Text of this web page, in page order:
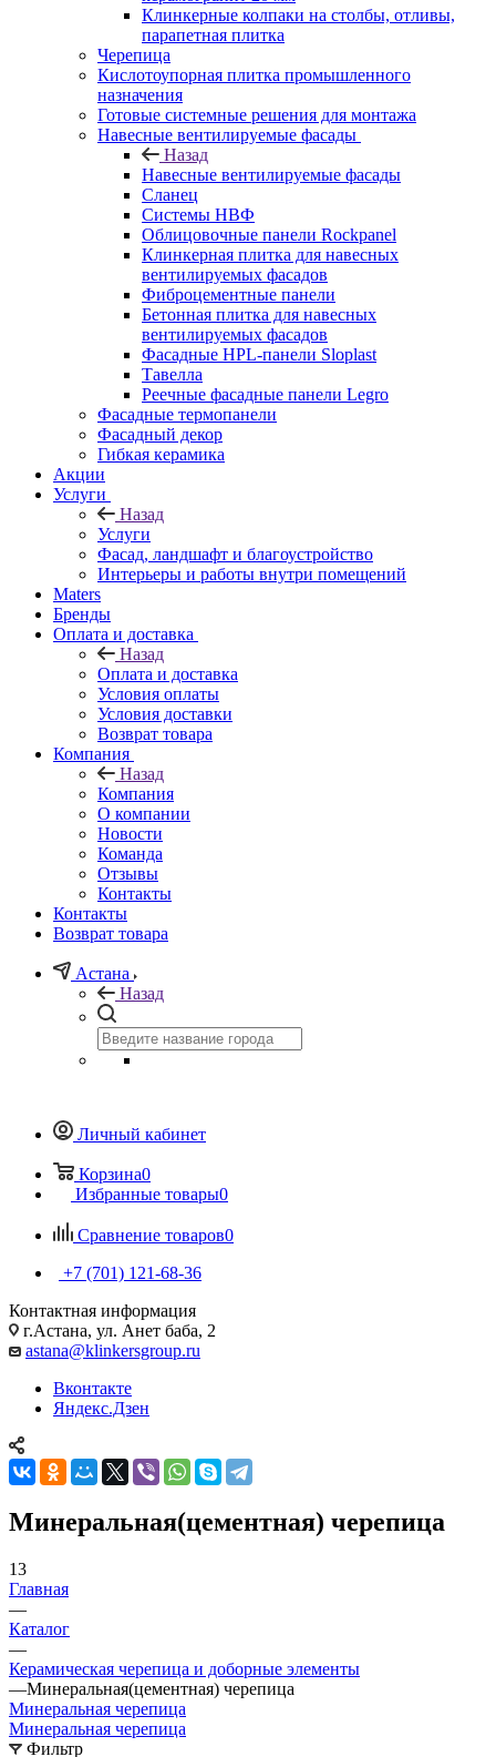
Клинкерные колпаки на столбы, отливы,
парапетная плитка
Черепица
Кислотоупорная плитка промышленного
назначения
Готовые системные решения для монтажа
Навесные вентилируемые фасады
Назад
Навесные вентилируемые фасады
Сланец
Системы НВФ
Облицовочные панели Rockpanel
Клинкерная плитка для навесных
вентилируемых фасадов
Фиброцементные панели
Бетонная плитка для навесных
вентилируемых фасадов
Фасадные HPL-панели Sloplast
Тавелла
Реечные фасадные панели Legro
Фасадные термопанели
Фасадный декор
Гибкая керамика
Акции
Услуги
Назад
Услуги
Фасад, ландшафт и благоустройство
Интерьеры и работы внутри помещений
Maters
Бренды
Оплата и доставка
Назад
Оплата и доставка
Условия оплаты
Условия доставки
Возврат товара
Компания
Назад
Компания
О компании
Новости
Команда
Отзывы
Контакты
Контакты
Возврат товара
Астана
Назад
Личный кабинет
Корзина0
Избранные товары0
Сравнение товаров0
+7 (701) 121-68-36
Контактная информация
г.Астана, ул. Анет баба, 2
astana@klinkersgroup.ru
Вконтакте
Яндекс.Дзен
Минеральная(цементная) черепица
13
Главная
—
Каталог
—
Керамическая черепица и доборные элементы
—Минеральная(цементная) черепица
Минеральная черепица
Минеральная черепица
Фильтр